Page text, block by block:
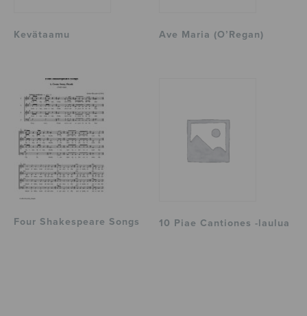
Kevätaamu Ave Maria (O’Regan)
Four Shakespeare Songs 10 Piae Cantiones -laulua